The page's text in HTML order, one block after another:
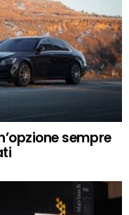
sempre